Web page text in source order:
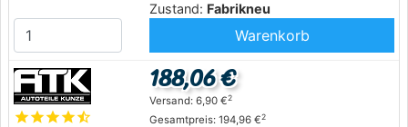
Zustand: Fabrikneu
Warenkorb
starstarstarstarstar_half
188,06 €
Versand: 6,90 €2
Gesamtpreis: 194,96 €2